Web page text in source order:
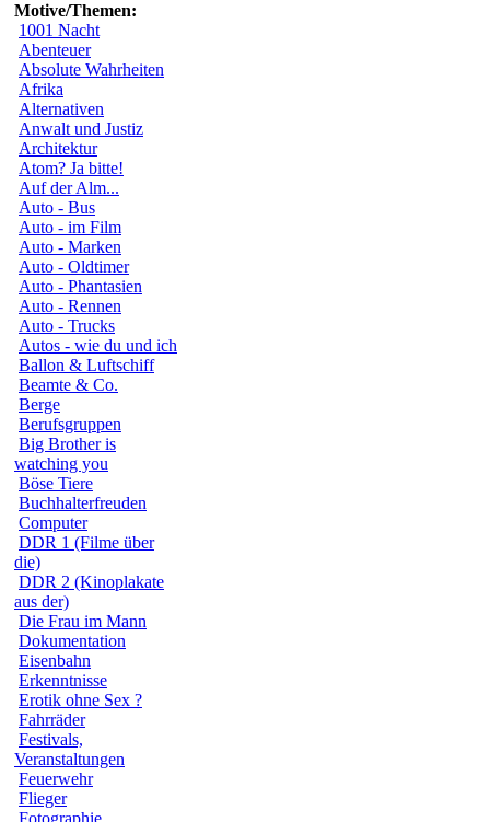
Motive/Themen:
1001 Nacht
Abenteuer
Absolute Wahrheiten
Afrika
Alternativen
Anwalt und Justiz
Architektur
Atom? Ja bitte!
Auf der Alm...
Auto - Bus
Auto - im Film
Auto - Marken
Auto - Oldtimer
Auto - Phantasien
Auto - Rennen
Auto - Trucks
Autos - wie du und ich
Ballon & Luftschiff
Beamte & Co.
Berge
Berufsgruppen
Big Brother is
watching you
Böse Tiere
Buchhalterfreuden
Computer
DDR 1 (Filme über
die)
DDR 2 (Kinoplakate
aus der)
Die Frau im Mann
Dokumentation
Eisenbahn
Erkenntnisse
Erotik ohne Sex ?
Fahrräder
Festivals,
Veranstaltungen
Feuerwehr
Flieger
Fotographie